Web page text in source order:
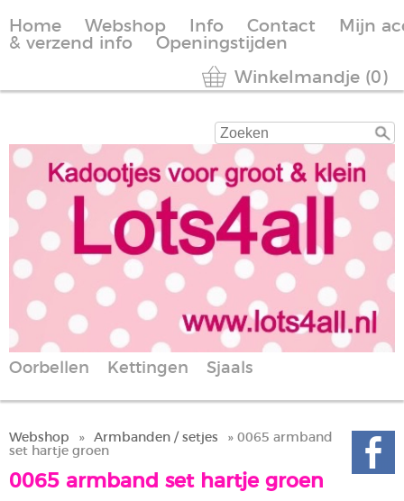
Home Webshop Info Contact
Mijn
& verzend info
Openingstijden
Winkelmandje (0)
Oorbellen Kettingen Sjaals
Webshop » Armbanden / setjes
» 0065 armband
set hartje groen
0065 armband set hartje groen